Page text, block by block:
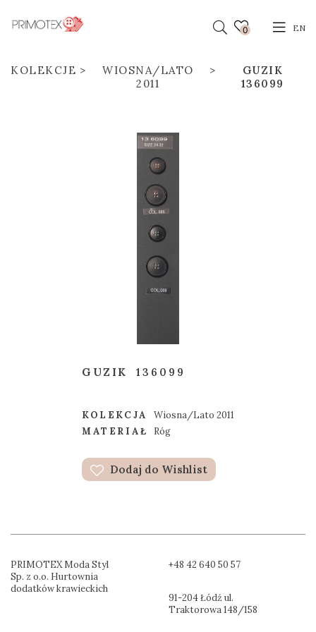
0 EN
KOLEKCJE
WIOSNA/LATO
2011
GUZIK
136099
GUZIK 136099
KOLEKCJA
Wiosna/Lato 2011
MATERIAŁ
Róg
Dodaj do Wishlist
PRIMOTEX Moda Styl
Sp. z o.o. Hurtownia
dodatków krawieckich
+48 42 640 50 57
91-204 Łódź ul.
Traktorowa 148/158